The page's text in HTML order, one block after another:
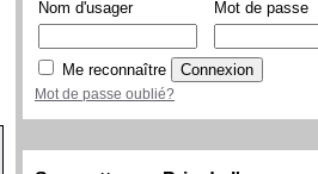
Nom d'usager Mot de passe
Me reconnaître
Mot de passe oublié?